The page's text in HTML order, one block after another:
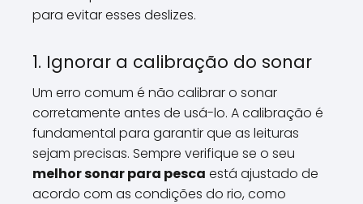
para evitar esses deslizes.
1. Ignorar a calibração do sonar
Um erro comum é não calibrar o sonar
corretamente antes de usá-lo. A calibração é
fundamental para garantir que as leituras
sejam precisas. Sempre verifique se o seu
melhor sonar para pesca está ajustado de
acordo com as condições do rio, como